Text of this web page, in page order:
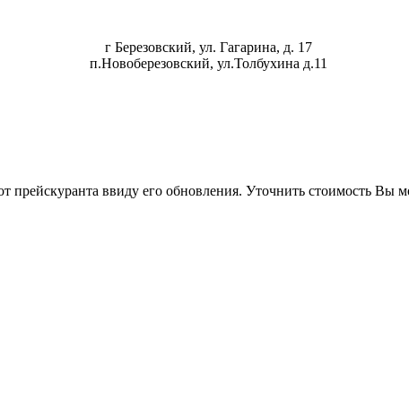
г Березовский, ул. Гагарина, д. 17
п.Новоберезовский, ул.Толбухина д.11
прейскуранта ввиду его обновления. Уточнить стоимость Вы